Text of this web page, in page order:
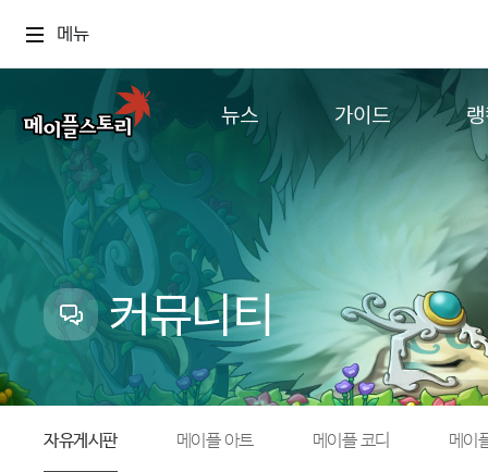
메뉴
뉴스
업데이트
이벤트
캐시샵 공지
메이플 알림판
with maple
가이드
추가정보
컨텐
커뮤니티
자유게시판 메이플 아트 메이플 코디 메이